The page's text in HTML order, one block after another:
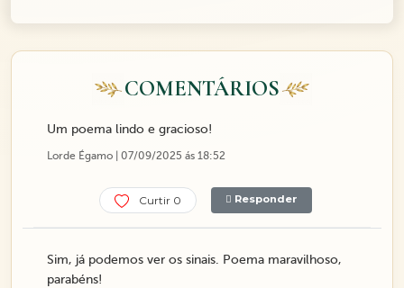
COMENTÁRIOS
Um poema lindo e gracioso!
Lorde Égamo | 07/09/2025 ás 18:52
Curtir 0 Responder
Sim, já podemos ver os sinais. Poema maravilhoso,
parabéns!